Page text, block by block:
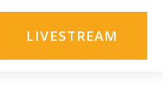
LIVESTREAM